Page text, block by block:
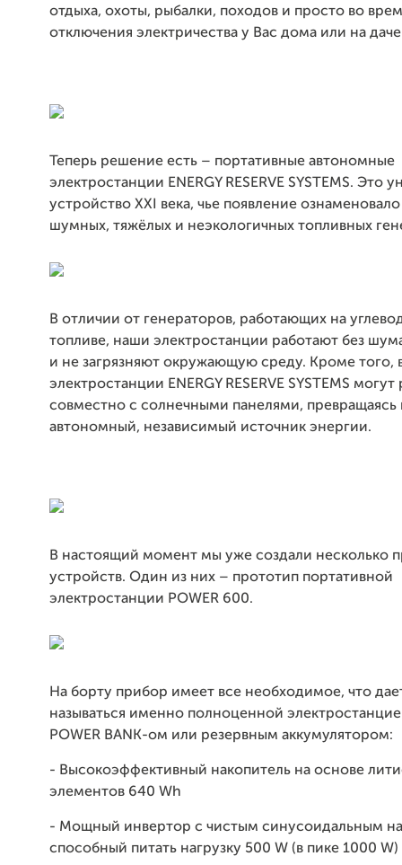
отдыха, охоты, рыбалки, походов и просто во
отключения электричества у Вас дома или на
Теперь решение есть – портативные автономные
электростанции ENERGY RESERVE SYSTEMS. Это
устройство XXI века, чье появление
шумных, тяжёлых и неэкологичных топливных
В отличии от генераторов, работающих на
топливе, наши электростанции работают без
и не загрязняют окружающую среду. Кроме того,
электростанции ENERGY RESERVE SYSTEMS могут
совместно с солнечными панелями, превращаясь
автономный, независимый источник энергии.
В настоящий момент мы уже создали несколько
устройств. Один из них – прототип портативной
электростанции POWER 600.
На борту прибор имеет все необходимое, что
называться именно полноценной
POWER BANK-ом или резервным аккумулятором:
- Высокоэффективный накопитель на основе
элементов 640 Wh
- Мощный инвертор с чистым синусоидальным
способный питать нагрузку 500 W (в пике 1000 W)